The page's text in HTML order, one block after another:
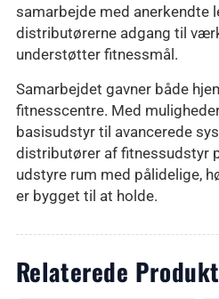
samarbejde med anerkendte
distributørerne adgang til
understøtter fitnessmål.
Samarbejdet gavner både
fitnesscentre. Med
basisudstyr til avancerede
distributører af fitnessudstyr
udstyre rum med pålidelige,
er bygget til at holde.
Relaterede